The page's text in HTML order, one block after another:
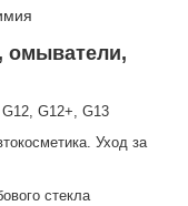
омыватели,
G12+, G13
Уход за
стекла